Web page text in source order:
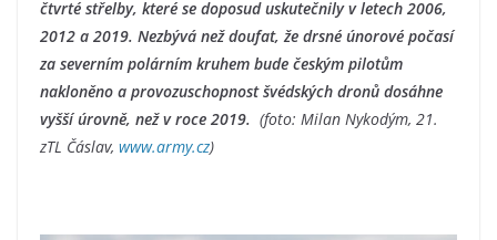
čtvrté střelby, které se doposud uskutečnily v letech 2006,
2012 a 2019. Nezbývá než doufat, že drsné únorové počasí
za severním polárním kruhem bude českým pilotům
nakloněno a provozuschopnost švédských dronů dosáhne
vyšší úrovně, než v roce 2019. (foto: Milan Nykodým, 21.
zTL Čáslav, www.army.cz)